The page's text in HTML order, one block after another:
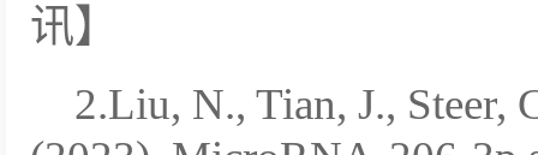
讯】
2.Liu, N., Tian, J., Steer,